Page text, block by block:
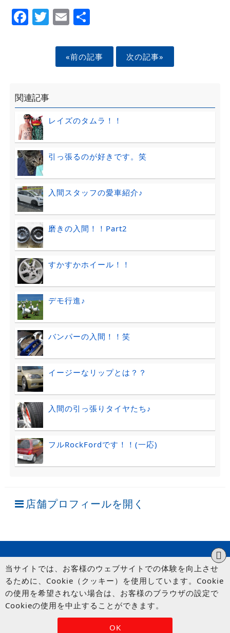
Facebook
Twitter
EmailShare
«前の記事 次の記事»
関連記事
レイズのタムラ！！
引っ張るのが好きです。笑
入間スタッフの愛車紹介♪
磨きの入間！！Part2
すかすかホイール！！
デモ行進♪
バンパーの入間！！笑
イージーなリップとは？？
入間の引っ張りタイヤたち♪
フルRockFordです！！(一応)
店舗プロフィールを開く
© UP GARAGE GROUP Co., Ltd.
OK
当サイトでは、お客様のウェブサイトでの体験を向上させ
るために、Cookie（クッキー）を使用しています。Cookie
の使用を希望されない場合は、お客様のブラウザの設定で
Cookieの使用を中止することができます。